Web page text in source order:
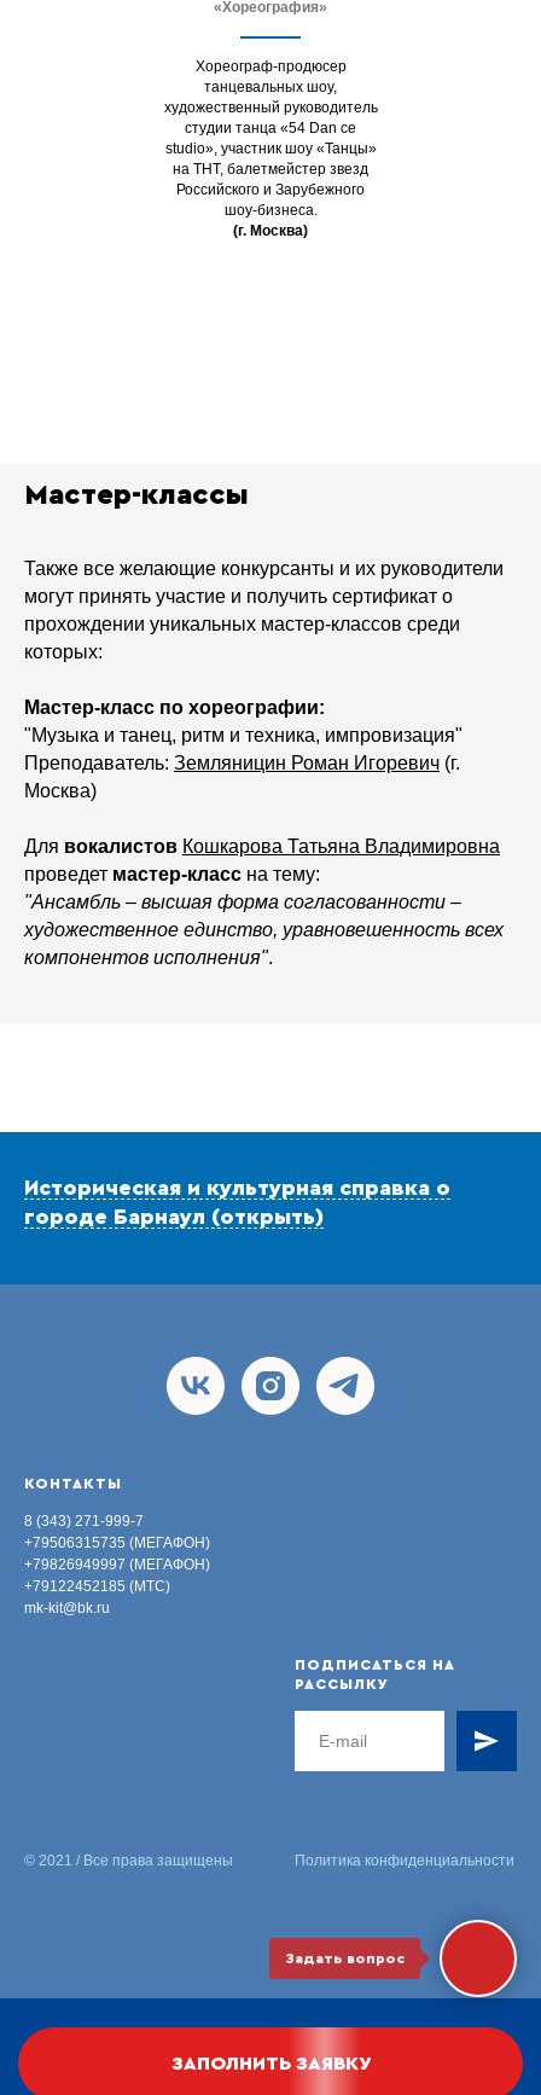
Задать вопрос
ЗАПОЛНИТЬ ЗАЯВКУ
«Хореография»
Хореограф-продюсер
танцевальных шоу,
художественный руководитель
студии танца «54 Dan ce
studio», участник шоу «Танцы»
на ТНТ, балетмейстер звезд
Российского и Зарубежного
шоу-бизнеса.
(г. Москва)
Мастер-классы
Также все желающие конкурсанты и их руководители
могут принять участие и получить сертификат о
прохождении уникальных мастер-классов среди
которых:
Мастер-класс по хореографии:
"Музыка и танец, ритм и техника, импровизация"
Преподаватель: Земляницин Роман Игоревич (г.
Москва)
Для вокалистов Кошкарова Татьяна Владимировна
проведет мастер-класс на тему:
"Ансамбль – высшая форма согласованности –
художественное единство, уравновешенность всех
компонентов исполнения".
Историческая и культурная справка о
городе Барнаул (открыть)
КОНТАКТЫ
8 (343) 271-999-7
+79506315735 (МЕГАФОН)
+79826949997 (МЕГАФОН)
+79122452185 (МТС)
mk-kit@bk.ru
ПОДПИСАТЬСЯ НА
РАССЫЛКУ
© 2021 / Все права защищены Политика конфиденциальности
Все фото и видеоматериалы принадлежат их владельцам и
не могут использоваться без письменного разрешения